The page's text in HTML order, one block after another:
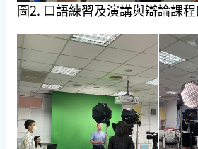
圖2. 口語練習及演講與辯論課